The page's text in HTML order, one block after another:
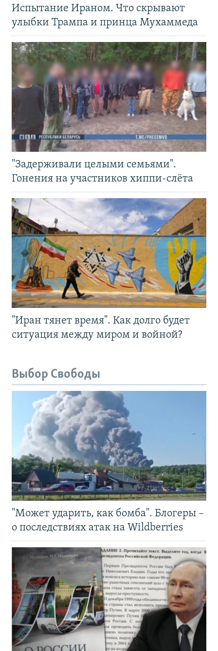
Испытание Ираном. Что скрывают
улыбки Трампа и принца Мухаммеда
"Задерживали целыми семьями".
Гонения на участников хиппи-слёта
"Иран тянет время". Как долго будет
ситуация между миром и войной?
Выбор Свободы
"Может ударить, как бомба". Блогеры –
о последствиях атак на Wildberries